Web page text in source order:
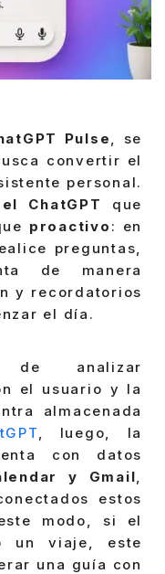
Pulse, se
convertir el
personal.
ChatGPT
que
proactivo : en
preguntas,
de manera
y recordatorios
el día.
analizar
el usuario y la
almacenada
, luego, la
con datos
y Gmail,
estos
modo, si el
un viaje, este
una guía con